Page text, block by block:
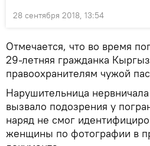
28 сентября 2018, 13:54
Отмечается, что во время
29-летняя гражданка
правоохранителям чужой
Нарушительница
вызвало подозрения у
наряд не смог
женщины по фотографии в